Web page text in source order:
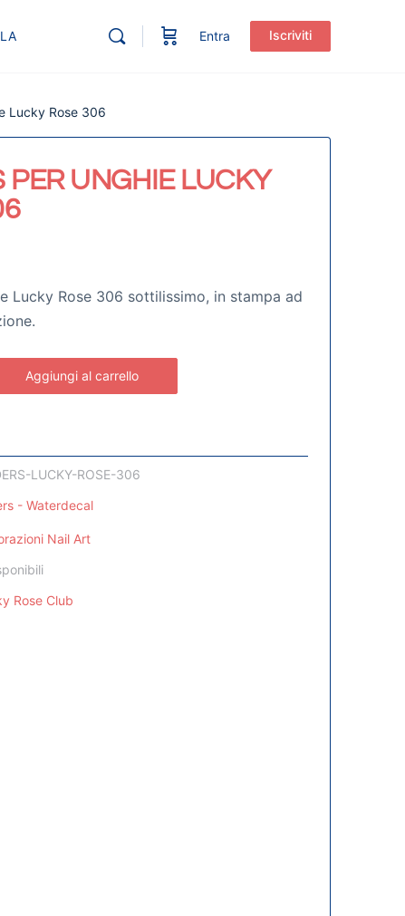
Entra Iscriviti
Lucky Rose 306
PER UNGHIE LUCKY
Lucky Rose 306 sottilissimo, in stampa ad
Aggiungi al carrello
LUCKY-ROSE-306
- Waterdecal
Nail Art
Rose Club